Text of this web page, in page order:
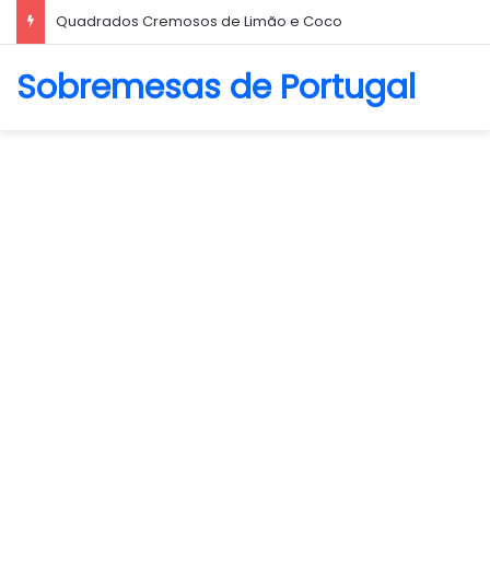
Biscoito Amanteigado
Sobremesas de Portugal